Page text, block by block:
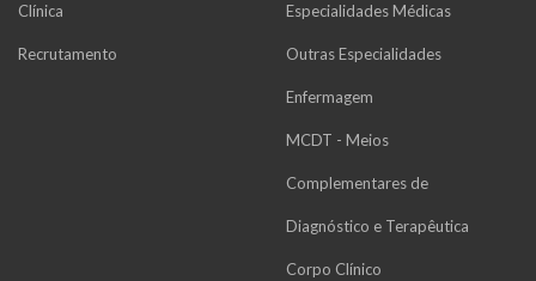
Clínica
Recrutamento
Especialidades Médicas
Outras Especialidades
Enfermagem
MCDT - Meios
Complementares de
Diagnóstico e Terapêutica
Corpo Clínico